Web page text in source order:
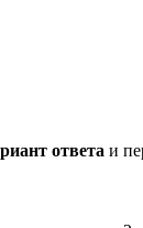
ответа и